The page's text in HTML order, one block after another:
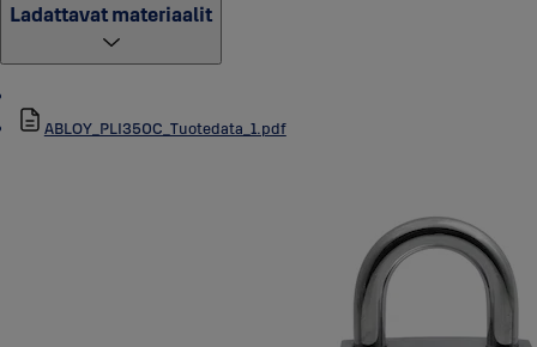
Ladattavat materiaalit
ABLOY_PLI350C_Tuotedata_1.pdf